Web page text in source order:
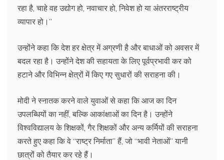
रहा है, चाहे वह उद्योग हो, नवाचार हो, निवेश हो या अंतरराष्ट्रीय
व्यापार हो।’’
उन्होंने कहा कि देश हर क्षेत्र में अग्रणी है और बाधाओं को अवसर में
बदल रहा है। उन्होंने देश की सहायता के लिए पूर्वप्रभावी कर को
हटाने और विभिन्न क्षेत्रों में किए गए सुधारों की सराहना की।
मोदी ने स्नातक करने वाले युवाओं से कहा कि आज का दिन
उपलब्धियों का नहीं, बल्कि आकांक्षाओं का दिन है। उन्होंने
विश्वविद्यालय के शिक्षकों, गैर शिक्षकों और अन्य कर्मियों की सराहना
करते हुए कहा कि वे ‘‘राष्ट्र निर्माता’’ हैं, जो ‘‘भावी नेताओं’’ यानी
छात्रों को तैयार कर रहे हैं।